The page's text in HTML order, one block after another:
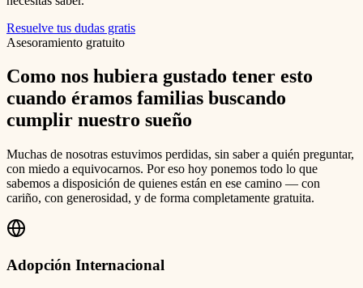
Resuelve tus dudas gratis
Asesoramiento gratuito
Como nos hubiera gustado tener esto
cuando éramos familias buscando
cumplir nuestro sueño
Muchas de nosotras estuvimos perdidas, sin saber a quién preguntar,
con miedo a equivocarnos. Por eso hoy ponemos todo lo que
sabemos a disposición de quienes están en ese camino — con
cariño, con generosidad, y de forma completamente gratuita.
Adopción Internacional